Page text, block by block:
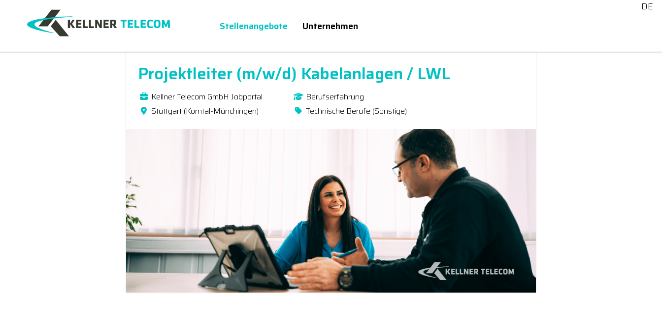
DE
Stellenangebote
Unternehmen
Projektleiter (m/w/d) Kabelanlagen / LWL
Kellner Telecom GmbH Jobportal
Stuttgart (Korntal-Münchingen)
Berufserfahrung
Technische Berufe (Sonstige)